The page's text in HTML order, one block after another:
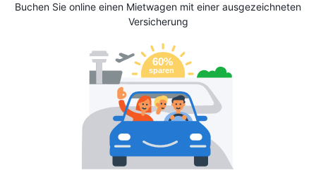
Buchen Sie online einen Mietwagen mit einer ausgezeichneten
Versicherung